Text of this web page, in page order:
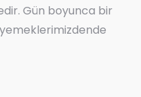
değildir.